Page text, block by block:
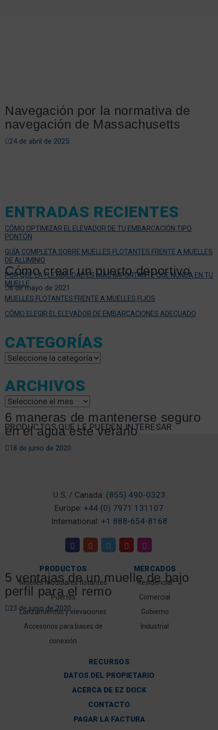
Navegación por la normativa de
navegación de Massachusetts
24 de abril de 2025
Cómo crear un puerto deportivo
6 de mayo de 2021
6 maneras de mantenerse seguro
en el agua este verano
18 de junio de 2020
5 ventajas de un muelle de bajo
perfil para el remo
23 de junio de 2020
ENTRADAS RECIENTES
CÓMO OPTIMIZAR EL ELEVADOR DE TU EMBARCACIÓN TIPO
PONTÓN
GUÍA COMPLETA SOBRE MUELLES FLOTANTES FRENTE A MUELLES
DE ALUMINIO
POR QUÉ LA FLEXIBILIDAD ES MÁS IMPORTANTE QUE NUNCA EN TU
MUELLE
MUELLES FLOTANTES FRENTE A MUELLES FIJOS
CÓMO ELEGIR EL ELEVADOR DE EMBARCACIONES ADECUADO
CATEGORÍAS
Categorías
ARCHIVOS
Archivos
PRODUCTOS QUE LE PUEDEN INTERESAR
U.S. / Canada: (855) 490-0323
Europe: +44 (0) 7971 131107
International: +1 888-654-8168
PRODUCTOS
Muelles modulares flotantes
Puertos
Lanzamientos y elevaciones
Accesorios para bases de
conexión
MERCADOS
Residencial
Comercial
Gobierno
Industrial
RECURSOS
DATOS DEL PROPIETARIO
ACERCA DE EZ DOCK
CONTACTO
PAGAR LA FACTURA